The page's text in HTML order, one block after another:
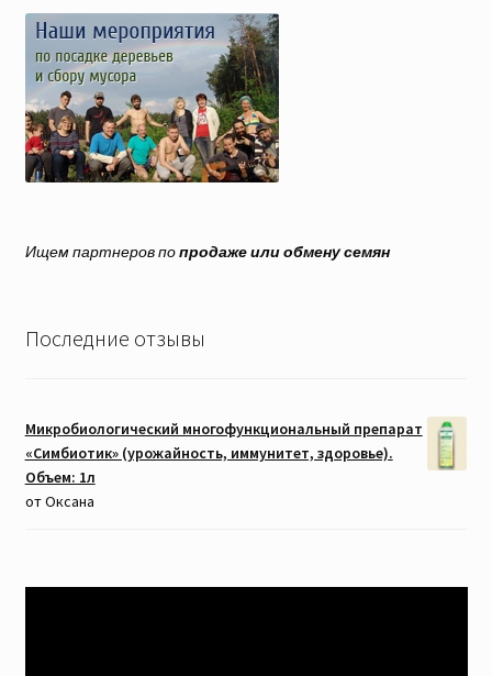
Ищем партнеров попродаже или обмену семян
Последние отзывы
Микробиологический многофункциональный препарат
«Симбиотик» (урожайность, иммунитет, здоровье).
Объем: 1л
от Оксана